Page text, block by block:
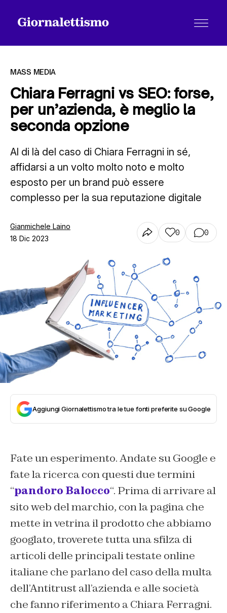
Tutti gli articoli
Chi siamo
Contatti
MASS MEDIA
Chiara Ferragni vs SEO: forse,
per un’azienda, è meglio la
seconda opzione
Al di là del caso di Chiara Ferragni in sé,
affidarsi a un volto molto noto e molto
esposto per un brand può essere
complesso per la sua reputazione digitale
Gianmichele Laino
18 Dic 2023
0 0
Aggiungi Giornalettismo tra le tue fonti preferite su Google
Fate un esperimento. Andate su Google e
fate la ricerca con questi due termini
“pandoro Balocco“. Prima di arrivare al
sito web del marchio, con la pagina che
mette in vetrina il prodotto che abbiamo
googlato, troverete tutta una sfilza di
articoli delle principali testate online
italiane che parlano del caso della multa
dell’Antitrust all’azienda e alle società
che fanno riferimento a Chiara Ferragni.